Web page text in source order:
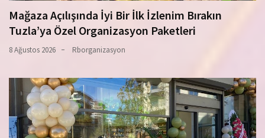
Mağaza Açılışında İyi Bir İlk İzlenim Bırakın
Tuzla’ya Özel Organizasyon Paketleri
8 Ağustos 2026 Rborganizasyon